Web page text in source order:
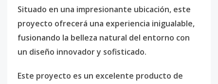
Situado en una impresionante ubicación, este
proyecto ofrecerá una experiencia inigualable,
fusionando la belleza natural del entorno con
un diseño innovador y sofisticado.
Este proyecto es un excelente producto de